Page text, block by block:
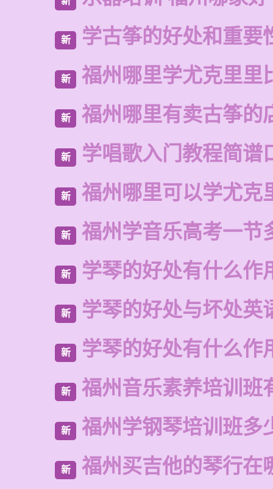
新 学古筝的好处和重要
新 福州哪里学尤克里里
新 福州哪里有卖古筝的
新 学唱歌入门教程简谱
新 福州哪里可以学尤克
新 福州学音乐高考一节
新 学琴的好处有什么作
新 学琴的好处与坏处英
新 学琴的好处有什么作
新 福州音乐素养培训班
新 福州学钢琴培训班多
新 福州买吉他的琴行在